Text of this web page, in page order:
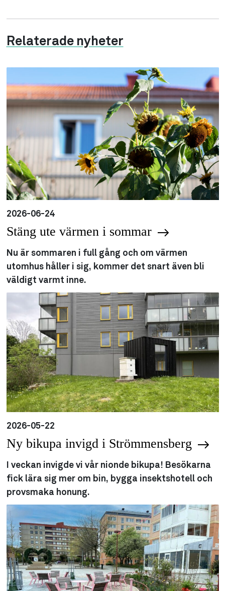
Relaterade nyheter
2026-06-24
Stäng ute värmen i sommar
Nu är sommaren i full gång och om värmen
utomhus håller i sig, kommer det snart även bli
väldigt varmt inne.
2026-05-22
Ny bikupa invigd i Strömmensberg
I veckan invigde vi vår nionde bikupa! Besökarna
fick lära sig mer om bin, bygga insektshotell och
provsmaka honung.